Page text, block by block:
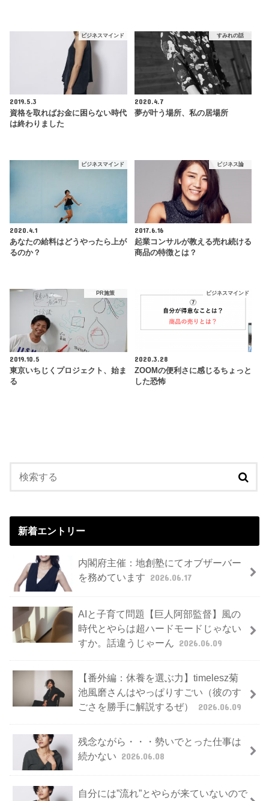
ビジネスマインド
2019.5.3
資格を取ればお金に困らない時代
は終わりました
すみれの話
2020.4.7
夢が叶う場所、私の居場所
ビジネスマインド
2020.4.1
あなたの給料はどうやったら上が
るのか？
ビジネス論
2017.6.16
起業コンサルが教える売れ続ける
商品の特徴とは？
PR施策
2019.10.5
東京いちじくプロジェクト、始ま
る
ビジネスマインド
2020.3.28
ZOOMの便利さに感じるちょっと
した恐怖
新着エントリー
内閣府主催：地創塾にてオブザーバー
を務めています 2026.06.17
AIと子育て問題【巨人阿部監督】風の
時代とやらは超ハードモードじゃない
すか。話違うじゃーん 2026.06.09
【番外編：休養を選ぶ力】timelesz菊
池風磨さんはやっぱりすごい（彼のす
ごさを勝手に解説するぜ）
2026.06.09
残念ながら・・・勢いでとった仕事は
続かない 2026.06.08
自分には”流れ”とやらが来ていないので